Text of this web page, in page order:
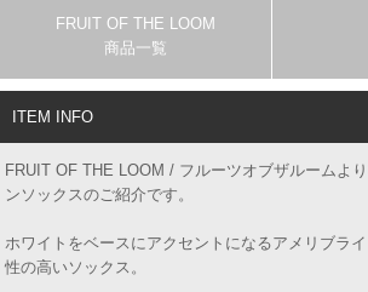
FRUIT OF THE LOOM
商品一覧
ITEM INFO
FRUIT OF THE LOOM / フルーツオブザルームよ
ンソックスのご紹介です。
ホワイトをベースにアクセントになるアメリブラ
性の高いソックス。